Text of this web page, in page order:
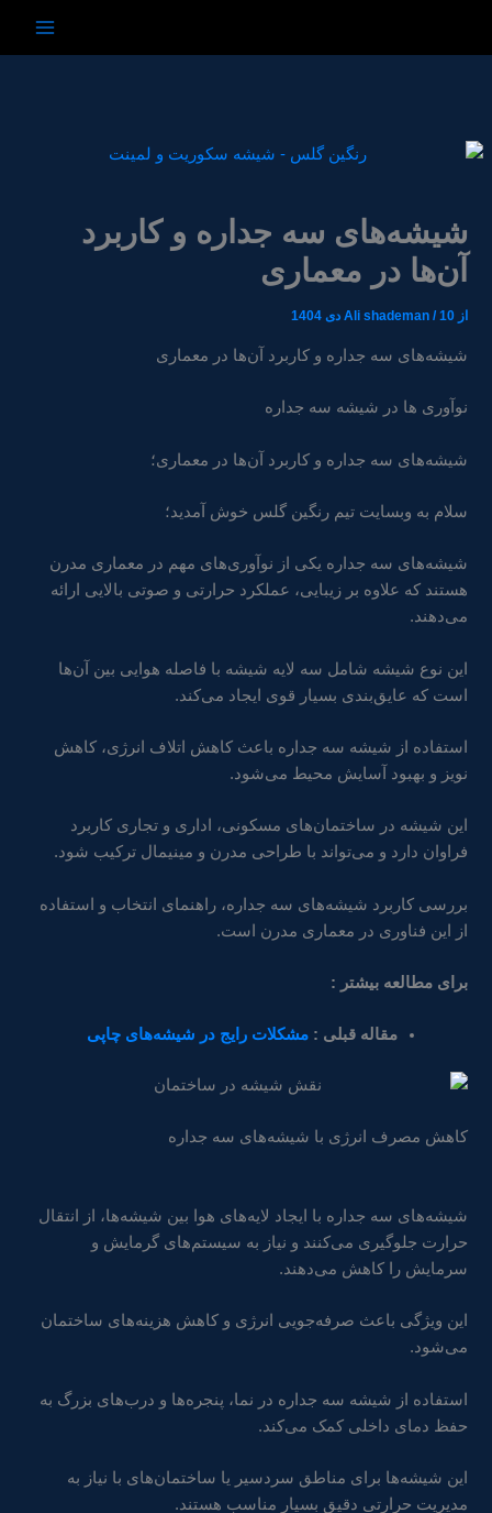
شیشه‌های سه جداره و کاربرد
آن‌ها در معماری
از Ali shademan / 10 دی 1404
شیشه‌های سه جداره و کاربرد آن‌ها در معماری
نوآوری ها در شیشه سه جداره
شیشه‌های سه جداره و کاربرد آن‌ها در معماری؛
سلام به وبسایت تیم رنگین گلس خوش آمدید؛
شیشه‌های سه جداره یکی از نوآوری‌های مهم در معماری مدرن
هستند که علاوه بر زیبایی، عملکرد حرارتی و صوتی بالایی ارائه
می‌دهند.
این نوع شیشه شامل سه لایه شیشه با فاصله هوایی بین آن‌ها
است که عایق‌بندی بسیار قوی ایجاد می‌کند.
استفاده از شیشه سه جداره باعث کاهش اتلاف انرژی، کاهش
نویز و بهبود آسایش محیط می‌شود.
این شیشه در ساختمان‌های مسکونی، اداری و تجاری کاربرد
فراوان دارد و می‌تواند با طراحی مدرن و مینیمال ترکیب شود.
بررسی کاربرد شیشه‌های سه جداره، راهنمای انتخاب و استفاده
از این فناوری در معماری مدرن است.
برای مطالعه بیشتر :
مقاله قبلی :مشکلات رایج در شیشه‌های چاپی
کاهش مصرف انرژی با شیشه‌های سه جداره
شیشه‌های سه جداره با ایجاد لایه‌های هوا بین شیشه‌ها، از انتقال
حرارت جلوگیری می‌کنند و نیاز به سیستم‌های گرمایش و
سرمایش را کاهش می‌دهند.
این ویژگی باعث صرفه‌جویی انرژی و کاهش هزینه‌های ساختمان
می‌شود.
استفاده از شیشه سه جداره در نما، پنجره‌ها و درب‌های بزرگ به
حفظ دمای داخلی کمک می‌کند.
این شیشه‌ها برای مناطق سردسیر یا ساختمان‌های با نیاز به
مدیریت حرارتی دقیق بسیار مناسب هستند.